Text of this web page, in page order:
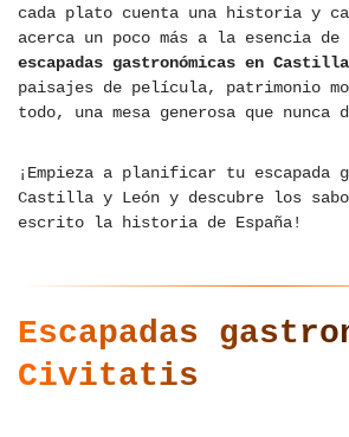
cada plato cuenta una historia y
acerca un poco más a la esencia de
escapadas gastronómicas en
paisajes de película, patrimonio
todo, una mesa generosa que nunca
¡Empieza a planificar tu escapada
Castilla y León y descubre los
escrito la historia de España!
Escapadas
Civitatis